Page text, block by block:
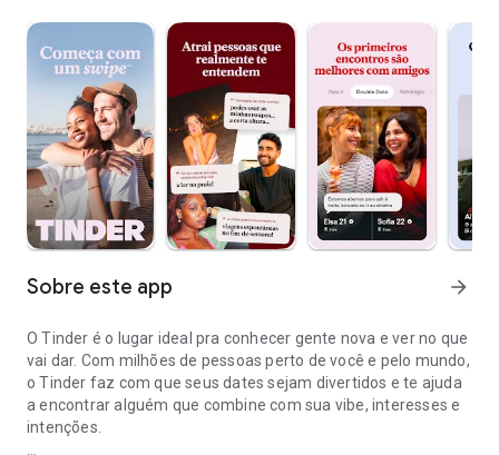
Sobre este app arrow_forward
O Tinder é o lugar ideal pra conhecer gente nova e ver no que
vai dar. Com milhões de pessoas perto de você e pelo mundo,
o Tinder faz com que seus dates sejam divertidos e te ajuda
a encontrar alguém que combine com sua vibe, interesses e
intenções.